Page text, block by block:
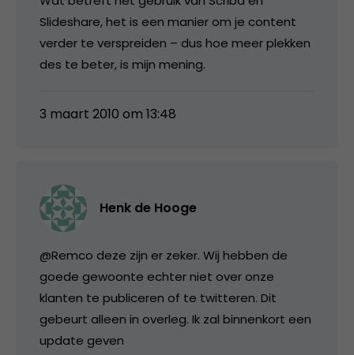
Slideshare, het is een manier om je content
verder te verspreiden – dus hoe meer plekken
des te beter, is mijn mening.
3 maart 2010 om 13:48
Henk de Hooge
@Remco deze zijn er zeker. Wij hebben de
goede gewoonte echter niet over onze
klanten te publiceren of te twitteren. Dit
gebeurt alleen in overleg. Ik zal binnenkort een
update geven